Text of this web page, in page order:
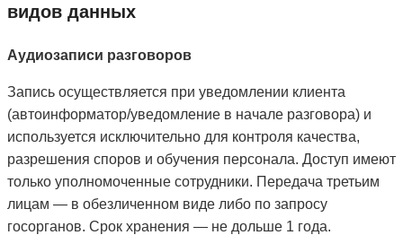
видов данных
Аудиозаписи разговоров
Запись осуществляется при уведомлении клиента
(автоинформатор/уведомление в начале разговора) и
используется исключительно для контроля качества,
разрешения споров и обучения персонала. Доступ имеют
только уполномоченные сотрудники. Передача третьим
лицам — в обезличенном виде либо по запросу
госорганов. Срок хранения — не дольше 1 года.